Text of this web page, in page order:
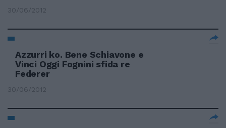
30/06/2012
Azzurri ko. Bene Schiavone e
Vinci Oggi Fognini sfida re
Federer
30/06/2012